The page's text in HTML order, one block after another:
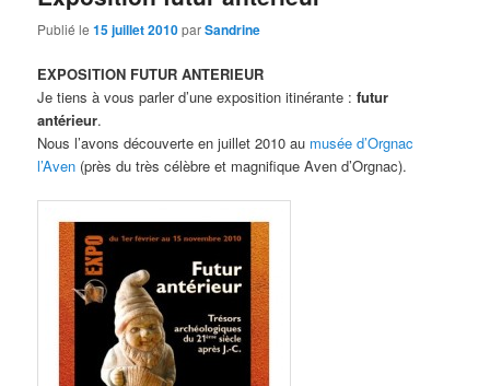
Publié le15 juillet 2010parSandrine
EXPOSITION FUTUR ANTERIEUR
Je tiens à vous parler d’une exposition itinérante :futur
antérieur.
Nous l’avons découverte en juillet 2010 au musée d’Orgnac
l’Aven (près du très célèbre et magnifique Aven d’Orgnac).